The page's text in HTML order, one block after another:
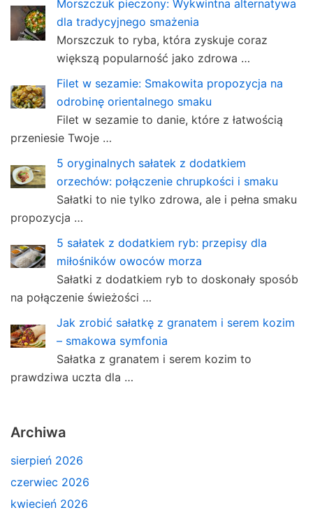
Morszczuk pieczony: Wykwintna alternatywa
dla tradycyjnego smażenia
Morszczuk to ryba, która zyskuje coraz
większą popularność jako zdrowa …
Filet w sezamie: Smakowita propozycja na
odrobinę orientalnego smaku
Filet w sezamie to danie, które z łatwością
przeniesie Twoje …
5 oryginalnych sałatek z dodatkiem
orzechów: połączenie chrupkości i smaku
Sałatki to nie tylko zdrowa, ale i pełna smaku
propozycja …
5 sałatek z dodatkiem ryb: przepisy dla
miłośników owoców morza
Sałatki z dodatkiem ryb to doskonały sposób
na połączenie świeżości …
Jak zrobić sałatkę z granatem i serem kozim
– smakowa symfonia
Sałatka z granatem i serem kozim to
prawdziwa uczta dla …
Archiwa
sierpień 2026
czerwiec 2026
kwiecień 2026